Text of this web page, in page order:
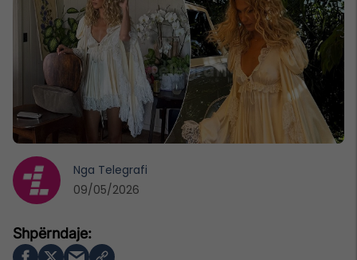
Nga Telegrafi
09/05/2026